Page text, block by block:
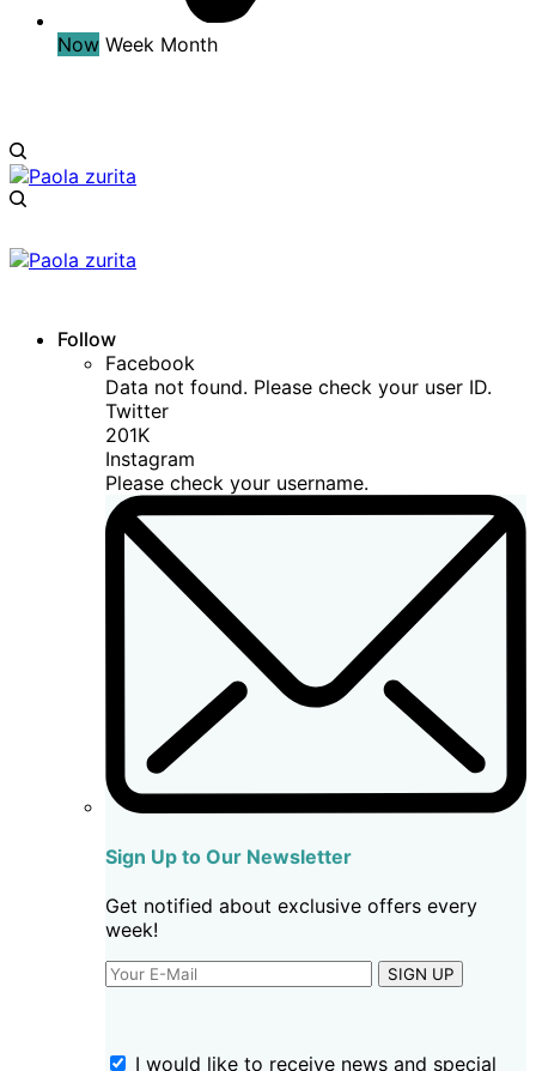
Now Week Month
Follow
Facebook
Data not found. Please check your user ID.
Twitter
201K
Instagram
Please check your username.
Sign Up to Our Newsletter
Get notified about exclusive offers every
week!
SIGN UP
I would like to receive news and special